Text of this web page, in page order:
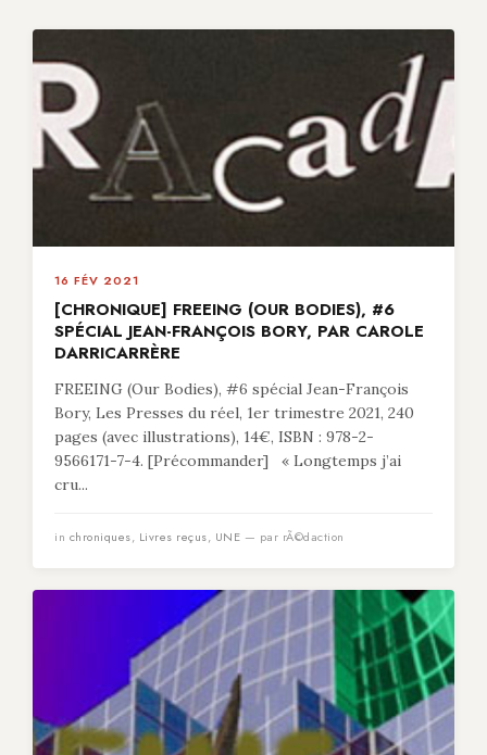
16 FÉV 2021
[CHRONIQUE] FREEING (OUR BODIES), #6
SPÉCIAL JEAN-FRANÇOIS BORY, PAR CAROLE
DARRICARRÈRE
FREEING (Our Bodies), #6 spécial Jean-François
Bory, Les Presses du réel, 1er trimestre 2021, 240
pages (avec illustrations), 14€, ISBN : 978-2-
9566171-7-4. [Précommander] « Longtemps j’ai
cru...
in chroniques, Livres reçus, UNE — par rÃ©daction